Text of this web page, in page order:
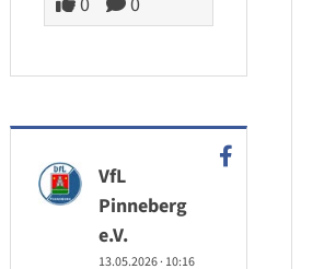
VfL
Pinneberg
e.V.
13.05.2026· 10:16